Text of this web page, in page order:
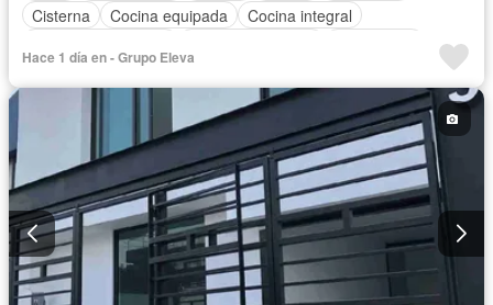
Cisterna
Cocina equipada
Cocina integral
Estacionamiento
Internet
Sala polivalente
Seguridad
Terraza Vista panorámica
Wifi
Zonas verdes
Hace 1 día en - Grupo Eleva